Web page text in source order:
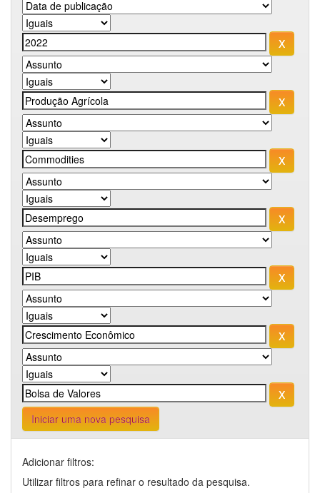
Iniciar uma nova pesquisa
Adicionar filtros:
Utilizar filtros para refinar o resultado da pesquisa.